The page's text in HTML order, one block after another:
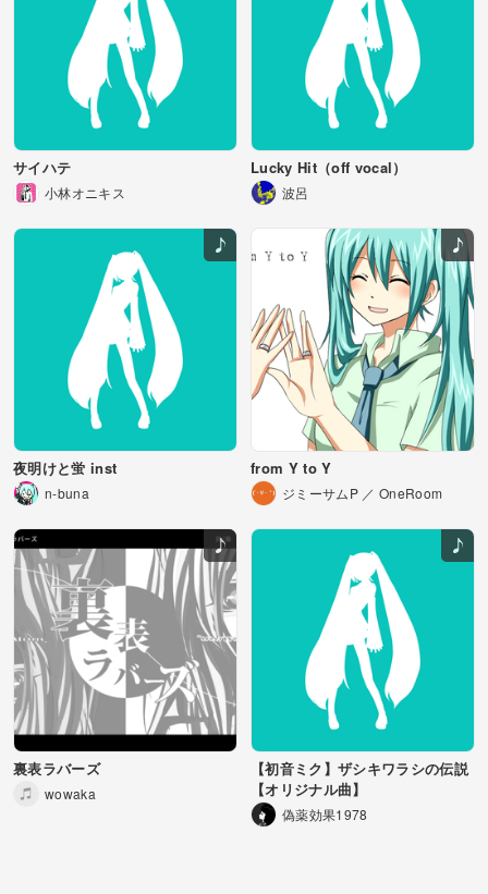
サイハテ
小林オニキス
Lucky Hit（off vocal）
波呂
夜明けと蛍 inst
n-buna
from Y to Y
ジミーサムP ／ OneRoom
裏表ラバーズ
wowaka
【初音ミク】ザシキワラシの伝説
【オリジナル曲】
偽薬効果1978